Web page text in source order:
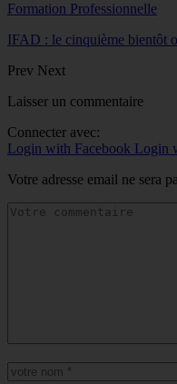
Formation Professionnelle
IFAD : le cinquième bientôt
Prev Next
Laisser un commentaire
Connecter avec:
Login with Facebook Login
Votre adresse email ne sera